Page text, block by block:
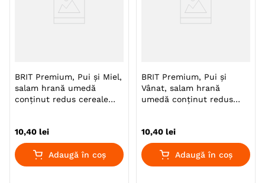
Metoda de preparare Bucati De Carne
Gama BRIT Premium by Nature
Producator VAFO PRAHA
BRIT Premium, Pui și Miel,
salam hrană umedă
conținut redus cereale
10,40 lei
Adaugă în coș
BRIT Premium, Pui și
Vânat, salam hrană
umedă conținut redus
10,40 lei
Adaugă în coș